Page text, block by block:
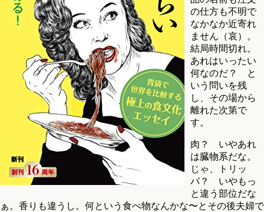
の仕方も不明で
なかなか近寄れ
ません（哀）。
結局時間切れ。
あれはいったい
何なのだ？ と
いう問いを残
し、その場から
離れた次第で
す。
肉？ いやあれ
は臓物系だな。
じゃ、トリッ
パ？ いやもっ
と違う部位だな
ぁ。香りも違うし。何という食べ物なんかな〜とその後夫婦で